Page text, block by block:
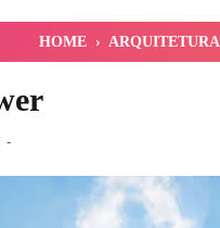
HOME › ARQUITETURA